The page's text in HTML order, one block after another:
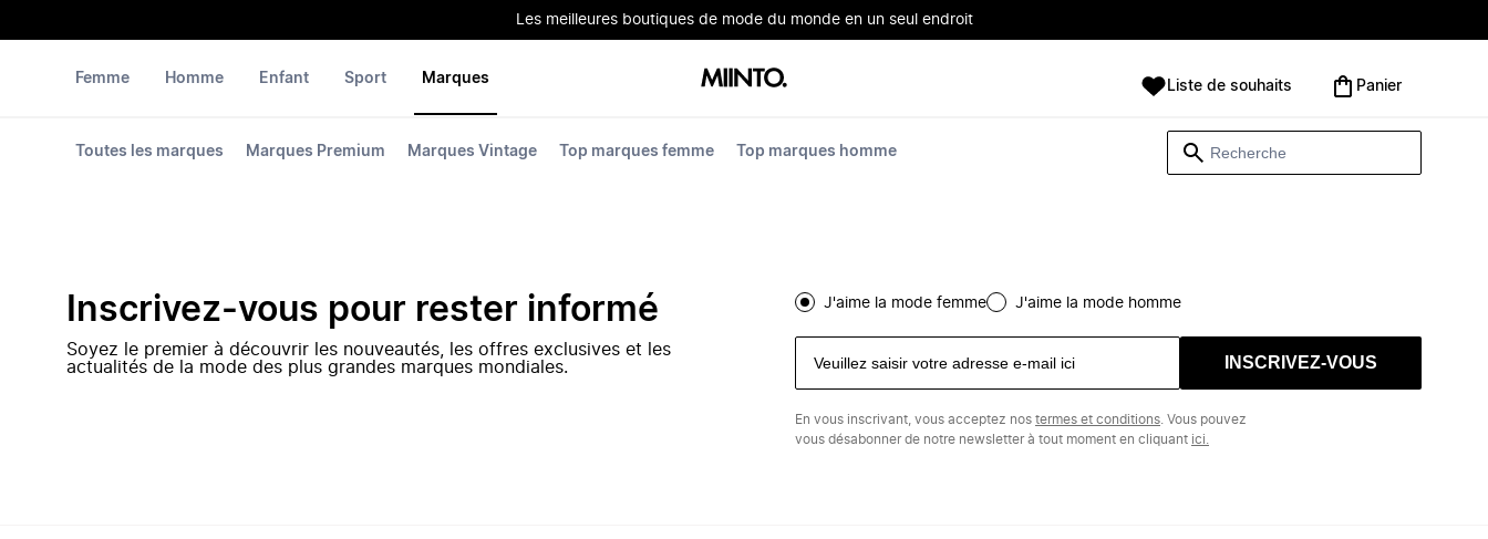
Les meilleures boutiques de mode du monde en un seul endroit
Femme Homme Enfant Sport Marques
Toutes les marques Marques Premium Marques Vintage Top marques femme Top marques homme
Liste de souhaits Panier
Inscrivez-vous pour rester informé
Soyez le premier à découvrir les nouveautés, les offres exclusives et les
actualités de la mode des plus grandes marques mondiales.
J'aime la mode femme J'aime la mode homme
INSCRIVEZ-VOUS
En vous inscrivant, vous acceptez nos termes et conditions . Vous pouvez
vous désabonner de notre newsletter à tout moment en cliquant ici.